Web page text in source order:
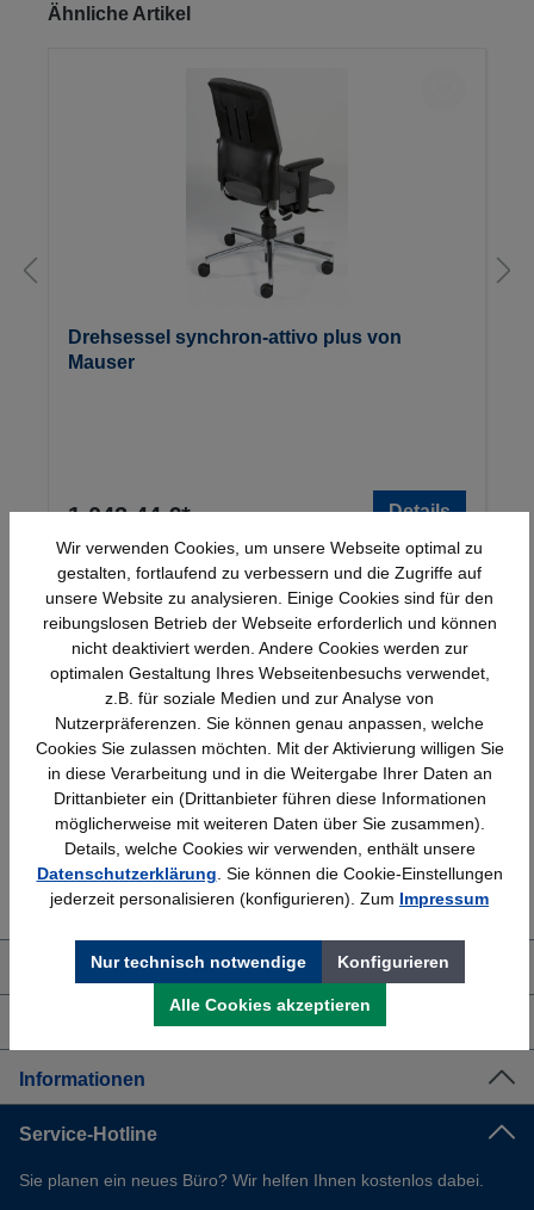
Produktgalerie überspringen
Ähnliche Artikel
Drehsessel synchron-attivo plus von
Mauser
1.042,44 €* Details
Schnelle Lieferung
Bundesweit
Topmarken
Faire Preise
Erfahrung
Bewährt seit 1958
Kostenlose Beratung
(04205) 635940
Über uns
Informationen
Service-Hotline
Sie planen ein neues Büro? Wir helfen Ihnen kostenlos dabei.
Wir verwenden Cookies, um unsere Webseite optimal zu
gestalten, fortlaufend zu verbessern und die Zugriffe auf
unsere Website zu analysieren. Einige Cookies sind für den
reibungslosen Betrieb der Webseite erforderlich und können
nicht deaktiviert werden. Andere Cookies werden zur
optimalen Gestaltung Ihres Webseitenbesuchs verwendet,
z.B. für soziale Medien und zur Analyse von
Nutzerpräferenzen. Sie können genau anpassen, welche
Cookies Sie zulassen möchten. Mit der Aktivierung willigen Sie
in diese Verarbeitung und in die Weitergabe Ihrer Daten an
Drittanbieter ein (Drittanbieter führen diese Informationen
möglicherweise mit weiteren Daten über Sie zusammen).
Details, welche Cookies wir verwenden, enthält unsere
Datenschutzerklärung . Sie können die Cookie-Einstellungen
jederzeit personalisieren (konfigurieren). Zum Impressum
Nur technisch notwendige Konfigurieren
Alle Cookies akzeptieren